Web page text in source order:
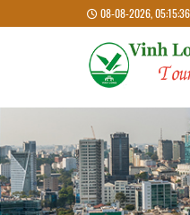
08-08-2026, 05:15:37